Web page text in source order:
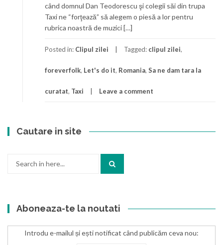
când domnul Dan Teodorescu şi colegii săi din trupa
Taxi ne “forţează” să alegem o piesă a lor pentru
rubrica noastră de muzici […]
Posted in: Clipul zilei Tagged: clipul zilei,
foreverfolk, Let's do it, Romania, Sa ne dam tara la
curatat, Taxi Leave a comment
Cautare in site
Aboneaza-te la noutati
Introdu e-mailul și ești notificat când publicăm ceva nou: